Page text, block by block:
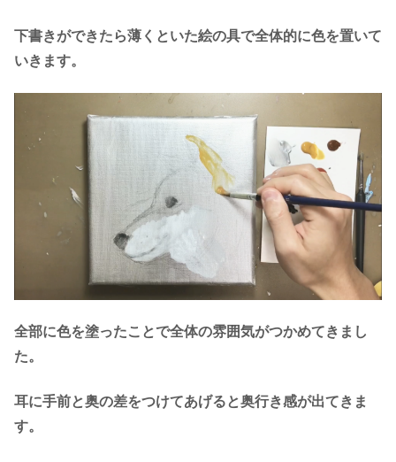
下書きができたら薄くといた絵の具で全体的に色を置いて
いきます。
全部に色を塗ったことで全体の雰囲気がつかめてきまし
た。
耳に手前と奥の差をつけてあげると奥行き感が出てきま
す。